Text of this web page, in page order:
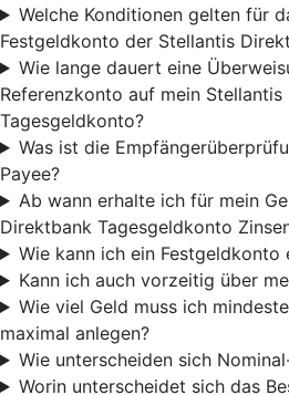
Welche Konditionen gelten für
Festgeldkonto der Stellantis
Wie lange dauert eine
Referenzkonto auf mein
Tagesgeldkonto?
Was ist die
Payee?
Ab wann erhalte ich für mein
Direktbank Tagesgeldkonto
Wie kann ich ein Festgeldkonto
Kann ich auch vorzeitig über
Wie viel Geld muss ich
maximal anlegen?
Wie unterscheiden sich
Worin unterscheidet sich das